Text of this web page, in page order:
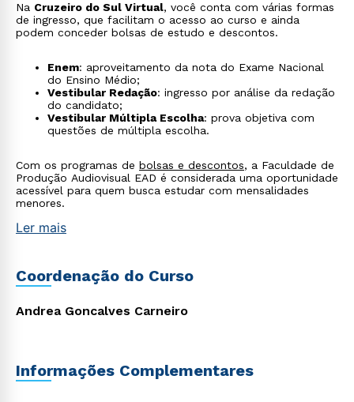
Na Cruzeiro do Sul Virtual, você conta com várias formas
de ingresso, que facilitam o acesso ao curso e ainda
podem conceder bolsas de estudo e descontos.
Enem: aproveitamento da nota do Exame Nacional
do Ensino Médio;
Vestibular Redação: ingresso por análise da redação
do candidato;
Vestibular Múltipla Escolha: prova objetiva com
questões de múltipla escolha.
Com os programas de bolsas e descontos, a Faculdade de
Produção Audiovisual EAD é considerada uma oportunidade
acessível para quem busca estudar com mensalidades
menores.
Ler mais
Coordenação do Curso
Andrea Goncalves Carneiro
Informações Complementares
Estou de acordo com aPolítica de Privacidade.e
autorizo que meus dados sejam utilizados para o
envio de conteúdos da Cruzeiro do Sul.